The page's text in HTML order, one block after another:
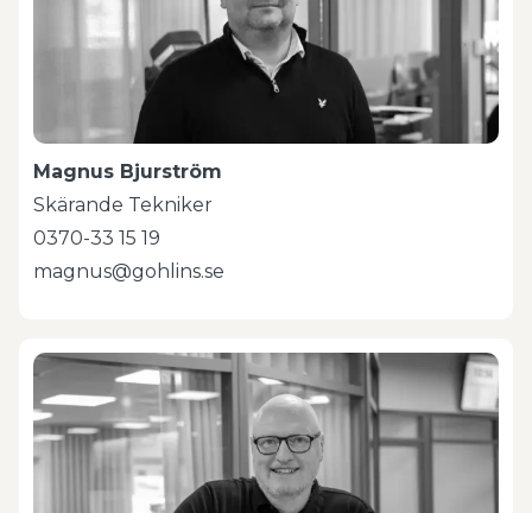
Magnus Bjurström
Skärande Tekniker
0370-33 15 19
magnus@gohlins.se